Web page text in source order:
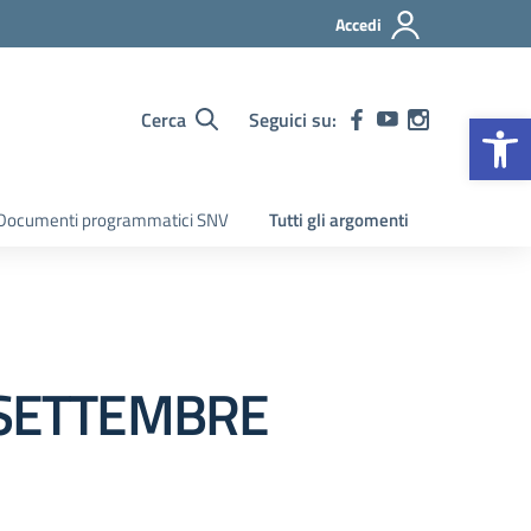
Accedi
Cerca Seguici su:
programmatici SNV Tutti gli argomenti